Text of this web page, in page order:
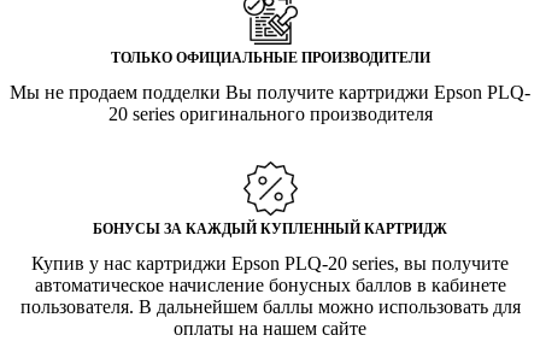
ТОЛЬКО ОФИЦИАЛЬНЫЕ ПРОИЗВОДИТЕЛИ
Мы не продаем подделки Вы получите картриджи Epson PLQ-
20 series оригинального производителя
БОНУСЫ ЗА КАЖДЫЙ КУПЛЕННЫЙ КАРТРИДЖ
Купив у нас картриджи Epson PLQ-20 series, вы получите
автоматическое начисление бонусных баллов в кабинете
пользователя. В дальнейшем баллы можно использовать для
оплаты на нашем сайте